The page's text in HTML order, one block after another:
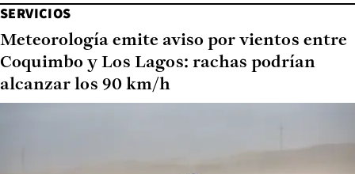
SERVICIOS
Meteorología emite aviso por vientos entre
Coquimbo y Los Lagos: rachas podrían
alcanzar los 90 km/h